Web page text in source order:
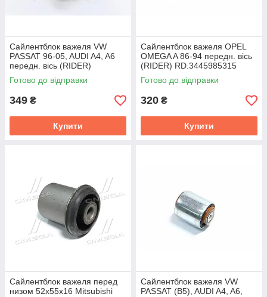
Сайлентблок важеля VW
PASSAT 96-05, AUDI A4, A6
передн. вісь (RIDER)
RD.3445985430
Готово до відправки
349 ₴
Купити
Сайлентблок важеля OPEL
OMEGA A 86-94 передн. вісь
(RIDER) RD.3445985315
Готово до відправки
320 ₴
Купити
Сайлентблок важеля перед
низом 52х55х16 Mitsubishi
Сайлентблок важеля VW
PASSAT (B5), AUDI A4, A6,